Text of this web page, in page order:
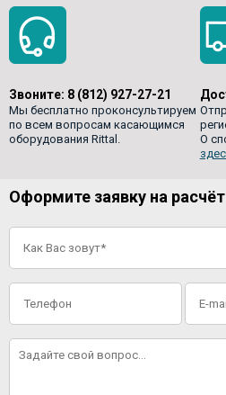
Звоните: 8 (812) 927-27-21
Мы бесплатно проконсультируем
по всем вопросам касающимся
оборудования Rittal.
О
Оформите заявку на